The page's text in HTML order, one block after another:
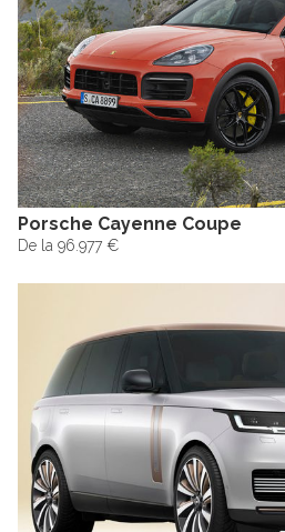
Porsche Cayenne Coupe
De la 96.977 €